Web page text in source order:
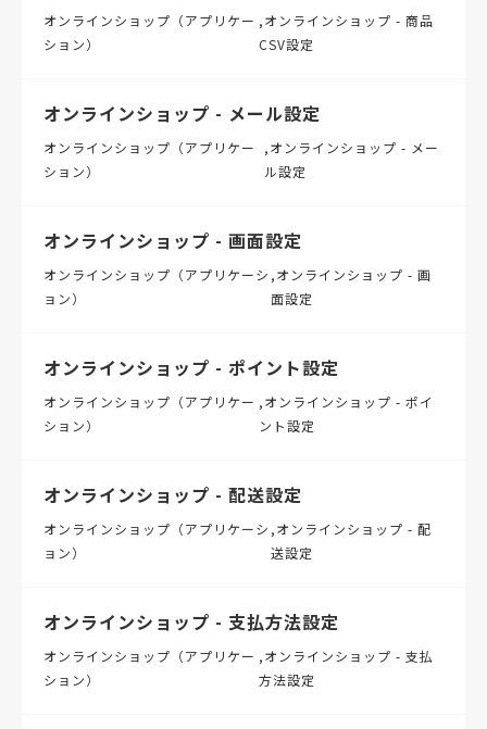
オンラインショップ（アプリケー
ション）
オンラインショップ - 商品
CSV設定
オンラインショップ - メール設定
オンラインショップ（アプリケー
ション）
オンラインショップ - メー
ル設定
オンラインショップ - 画面設定
オンラインショップ（アプリケーシ
ョン）
オンラインショップ - 画
面設定
オンラインショップ - ポイント設定
オンラインショップ（アプリケー
ション）
オンラインショップ - ポイ
ント設定
オンラインショップ - 配送設定
オンラインショップ（アプリケーシ
ョン）
オンラインショップ - 配
送設定
オンラインショップ - 支払方法設定
オンラインショップ（アプリケー
ション）
オンラインショップ - 支払
方法設定